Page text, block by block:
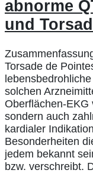
abnorme
und
Torsade de
solchen
Oberflächen-EKG
sondern auch
kardialer
Besonderheiten
jedem bekannt
bzw. verschreibt.